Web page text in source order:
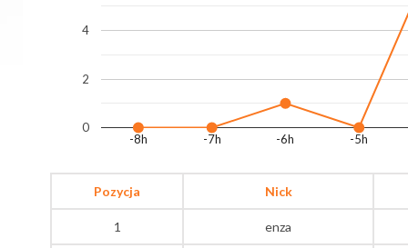
-8h -7h -6h -5h
0
2
4
Pozycja Nick
1 enza